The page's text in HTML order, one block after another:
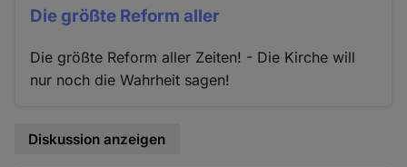
Die größte Reform aller
Die größte Reform aller Zeiten! - Die Kirche will
nur noch die Wahrheit sagen!
Diskussion anzeigen